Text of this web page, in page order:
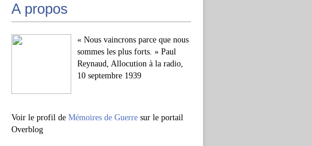
A propos
« Nous vaincrons parce que nous
sommes les plus forts. » Paul
Reynaud, Allocution à la radio,
10 septembre 1939
Voir le profil de Mémoires de Guerre sur le portail
Overblog